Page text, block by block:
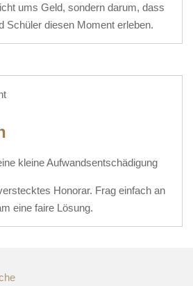
ums Geld, sondern darum, dass
Schüler diesen Moment erleben.
kleine Aufwandsentschädigung
Honorar. Frag einfach an
eine faire Lösung.